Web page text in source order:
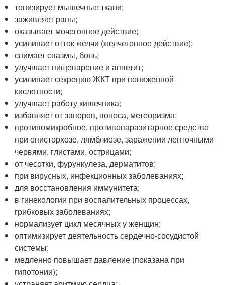
тонизирует мышечные ткани;
заживляет раны;
оказывает мочегонное действие;
усиливает отток желчи (желчегонное действие);
снимает спазмы, боль;
улучшает пищеварение и аппетит;
усиливает секрецию ЖКТ при пониженной
кислотности;
улучшает работу кишечника;
избавляет от запоров, поноса, метеоризма;
противомикробное, противопаразитарное средство
при описторхозе, лямблиозе, заражении ленточными
червями, глистами, острицами;
от чесотки, фурункулеза, дерматитов;
при вирусных, инфекционных заболеваниях;
для восстановления иммунитета;
в гинекологии при воспалительных процессах,
грибковых заболеваниях;
нормализует цикл месячных у женщин;
оптимизирует деятельность сердечно-сосудистой
системы;
медленно повышает давление (показана при
гипотонии);